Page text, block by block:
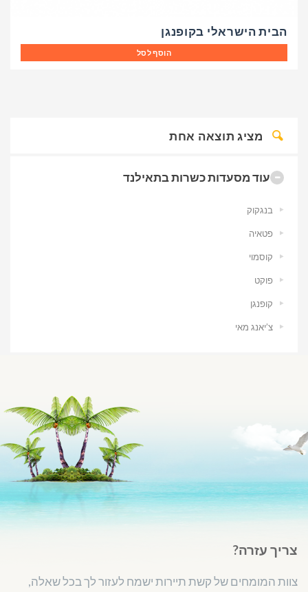
הבית הישראלי בקופנגן
הוסף לסל
מציג תוצאה אחת
עוד מסעדות כשרות בתאילנד
בנגקוק
פטאיה
קוסמוי
פוקט
קופנגן
צ’יאנג מאי
צריך עזרה?
צוות המומחים של קשת תיירות ישמח לעזור לך בכל שאלה,